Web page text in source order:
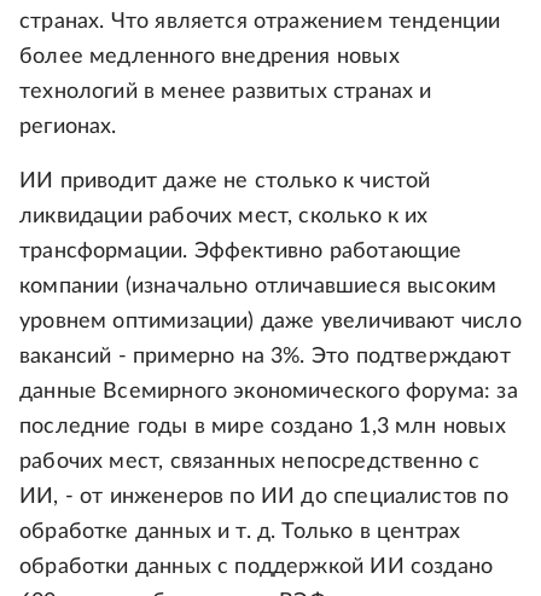
странах. Что является отражением тенденции
более медленного внедрения новых
технологий в менее развитых странах и
регионах.
ИИ приводит даже не столько к чистой
ликвидации рабочих мест, сколько к их
трансформации. Эффективно работающие
компании (изначально отличавшиеся высоким
уровнем оптимизации) даже увеличивают число
вакансий - примерно на 3%. Это подтверждают
данные Всемирного экономического форума: за
последние годы в мире создано 1,3 млн новых
рабочих мест, связанных непосредственно с
ИИ, - от инженеров по ИИ до специалистов по
обработке данных и т. д. Только в центрах
обработки данных с поддержкой ИИ создано